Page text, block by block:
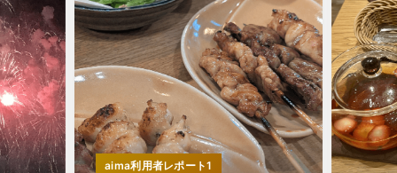
aima利用者レポート1